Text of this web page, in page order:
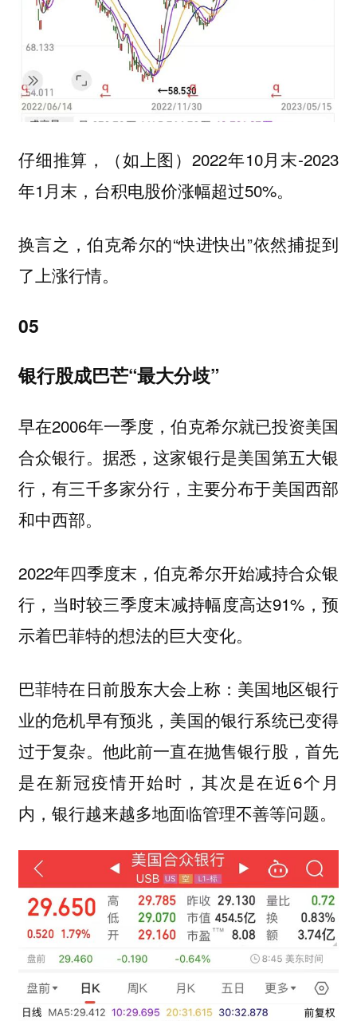
仔细推算，（如上图）2022年10月末-2023
年1月末，台积电股价涨幅超过50%。
换言之，伯克希尔的“快进快出”依然捕捉到
了上涨行情。
05
银行股成巴芒“最大分歧”
早在2006年一季度，伯克希尔就已投资美国
合众银行。据悉，这家银行是美国第五大银
行，有三千多家分行，主要分布于美国西部
和中西部。
2022年四季度末，伯克希尔开始减持合众银
行，当时较三季度末减持幅度高达91%，预
示着巴菲特的想法的巨大变化。
巴菲特在日前股东大会上称：美国地区银行
业的危机早有预兆，美国的银行系统已变得
过于复杂。他此前一直在抛售银行股，首先
是在新冠疫情开始时，其次是在近6个月
内，银行越来越多地面临管理不善等问题。